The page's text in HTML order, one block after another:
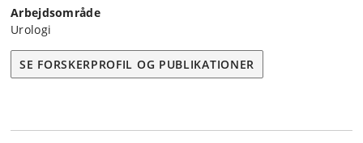
Arbejdsområde
Urologi
SE FORSKERPROFIL OG PUBLIKATIONER